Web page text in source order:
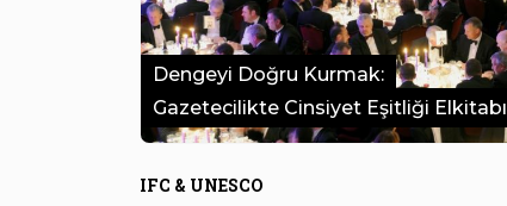
Dengeyi Doğru Kurmak:
Gazetecilikte Cinsiyet Eşitliği Elkitabı
IFC & UNESCO